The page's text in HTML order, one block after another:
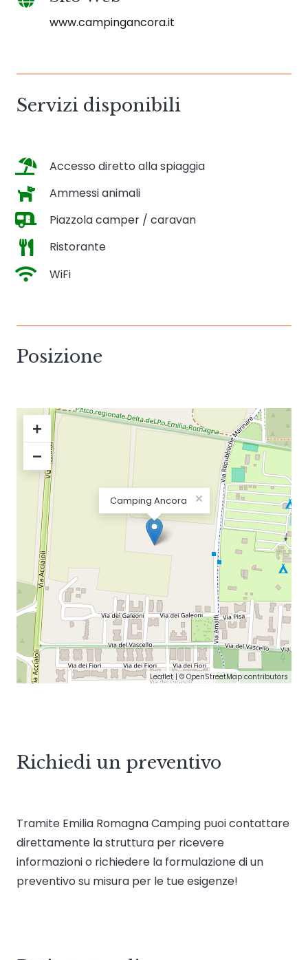
www.campingancora.it
Servizi disponibili
Accesso diretto alla spiaggia
Ammessi animali
Piazzola camper / caravan
Ristorante
WiFi
Posizione
Camping Ancora ×
+
−
Leaflet| © OpenStreetMap contributors
Richiedi un preventivo
Tramite Emilia Romagna Camping puoi contattare
direttamente la struttura per ricevere
informazioni o richiedere la formulazione di un
preventivo su misura per le tue esigenze!